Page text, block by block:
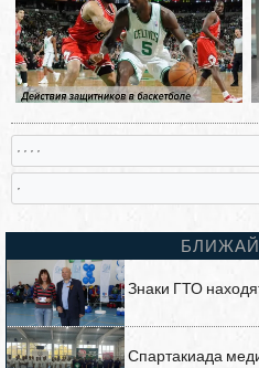
, , , ,
,
Знаки ГТО
Спартакиада